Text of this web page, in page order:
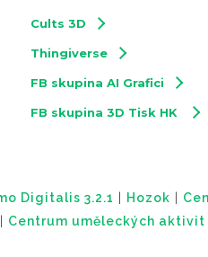
Cults 3D
Thingiverse
FB skupina AI Grafici
FB skupina 3D Tisk HK
Digitalis 3.2.1 Hozok
Centrum uměleckých aktivit